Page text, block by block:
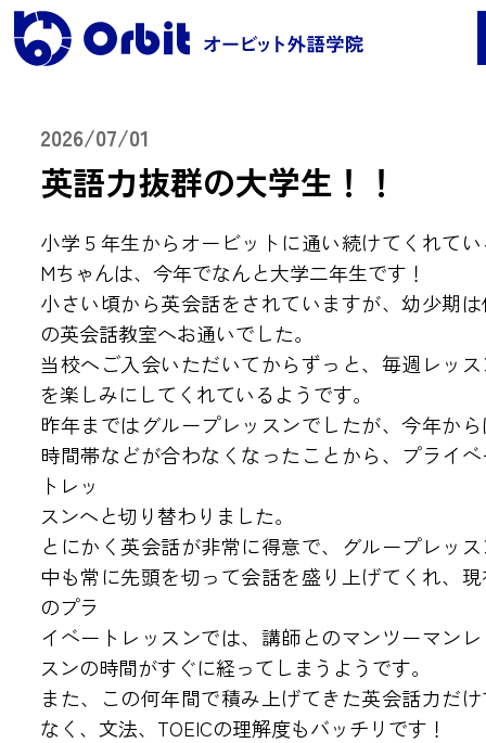
レッスンコース案内
●Orbit 5つのポイント
●レッスンコース案内
●海外留学
●料金
保護者の声・実績
よくある質問
アクセス・教室紹介
●福井教室
●三国教室
●森田さくら教室
●金沢教室
●白山教室
リクルート
2026/07/01
英語力抜群の大学生！！
小学５年生からオービットに通い続けてくれて
Mちゃんは、今年でなんと大学二年生です！
小さい頃から英会話をされていますが、幼少期
の英会話教室へお通いでした。
当校へご入会いただいてからずっと、毎週レッ
を楽しみにしてくれているようです。
昨年まではグループレッスンでしたが、今年か
時間帯などが合わなくなったことから、プライ
トレッ
スンへと切り替わりました。
とにかく英会話が非常に得意で、グループレッ
中も常に先頭を切って会話を盛り上げてくれ、
のプラ
イベートレッスンでは、講師とのマンツーマン
スンの時間がすぐに経ってしまうようです。
また、この何年間で積み上げてきた英会話力だ
なく、文法、TOEICの理解度もバッチリです！